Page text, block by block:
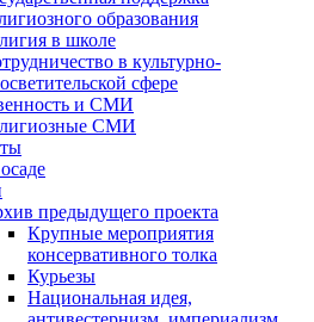
образования
в школе
в культурно-
сфере
и СМИ
СМИ
предыдущего проекта
Крупные мероприятия
консервативного толка
Курьезы
Национальная идея,